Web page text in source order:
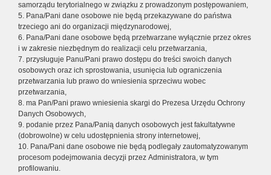
samorządu terytorialnego w związku z prowadzonym postępowaniem,
5. Pana/Pani dane osobowe nie będą przekazywane do państwa
trzeciego ani do organizacji międzynarodowej,
6. Pana/Pani dane osobowe będą przetwarzane wyłącznie przez okres
i w zakresie niezbędnym do realizacji celu przetwarzania,
7. przysługuje Panu/Pani prawo dostępu do treści swoich danych
osobowych oraz ich sprostowania, usunięcia lub ograniczenia
przetwarzania lub prawo do wniesienia sprzeciwu wobec
przetwarzania,
8. ma Pan/Pani prawo wniesienia skargi do Prezesa Urzędu Ochrony
Danych Osobowych,
9. podanie przez Pana/Panią danych osobowych jest fakultatywne
(dobrowolne) w celu udostępnienia strony internetowej,
10. Pana/Pani dane osobowe nie będą podlegały zautomatyzowanym
procesom podejmowania decyzji przez Administratora, w tym
profilowaniu.